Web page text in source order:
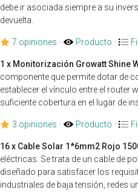
debe ir asociada siempre a su
devuelta.
7 opiniones · Producto ·
1 x Monitorización Growatt Shine
componente que permite dotar de
establecer el vínculo entre el router
suficiente cobertura en el lugar de
3 opiniones · Producto ·
16 x Cable Solar 1*6mm2 Rojo
eléctricas. Se trata de un cable de
diseñado para satisfacer los
industriales de baja tensión, redes